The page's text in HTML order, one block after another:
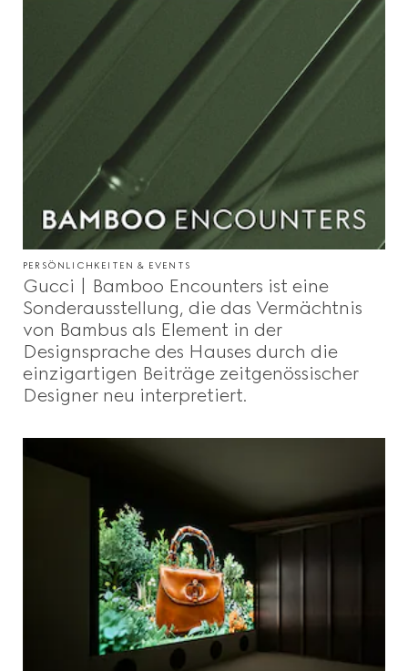
PERSÖNLICHKEITEN & EVENTS
Gucci | Bamboo Encounters ist eine
Sonderausstellung, die das Vermächtnis
von Bambus als Element in der
Designsprache des Hauses durch die
einzigartigen Beiträge zeitgenössischer
Designer neu interpretiert.